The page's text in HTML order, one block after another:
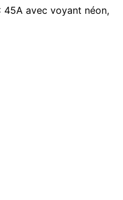
45A avec voyant néon,